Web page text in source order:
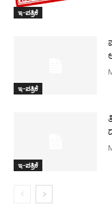
ಇ-ಪತ್ರಿಕೆ
ಇ-ಪತ್ರಿಕೆ
ಇ-ಪತ್ರಿಕೆ